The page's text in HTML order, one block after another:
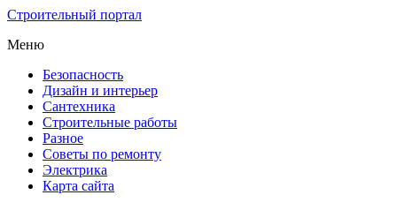
Строительный портал
Меню
Безопасность
Дизайн и интерьер
Сантехника
Строительные работы
Разное
Советы по ремонту
Электрика
Карта сайта